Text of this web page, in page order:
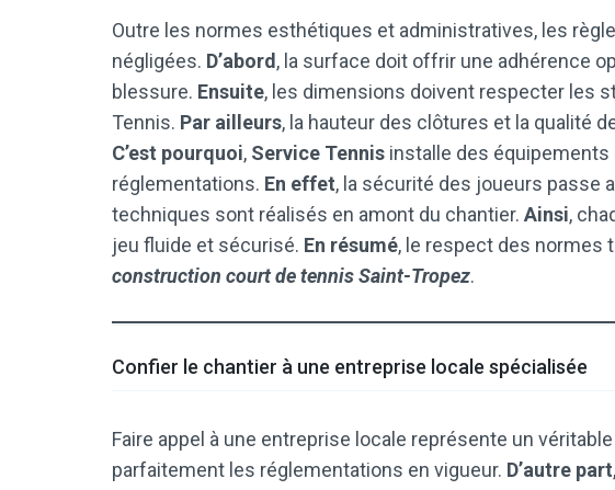
Outre les normes esthétiques et administratives, les
négligées. D’abord, la surface doit offrir une adhérence
blessure. Ensuite, les dimensions doivent respecter les
Tennis. Par ailleurs, la hauteur des clôtures et la qualité
C’est pourquoi, Service Tennis installe des
réglementations. En effet, la sécurité des joueurs passe
techniques sont réalisés en amont du chantier. Ainsi,
jeu fluide et sécurisé. En résumé, le respect des normes
construction court de tennis Saint-Tropez.
Confier le chantier à une entreprise locale spécialisée
Faire appel à une entreprise locale représente un
parfaitement les réglementations en vigueur. D’autre part